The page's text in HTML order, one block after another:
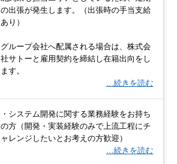
の出張が発生します。（出張時の手当支給
あり）
グループ会社へ配属される場合は、株式会
社サトーと雇用契約を締結し在籍出向をし
ます。
…続きを読む
・システム開発に関する業務経験をお持ち
の方（開発・実装経験のみで上流工程にチ
ャレンジしたいとお考えの方歓迎）
…続きを読む